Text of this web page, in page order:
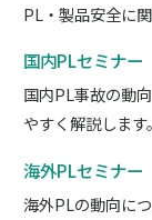
PL・製品安全に
国内PLセミナー
国内PL事故の動
やすく解説します
海外PLセミナー
海外PLの動向に